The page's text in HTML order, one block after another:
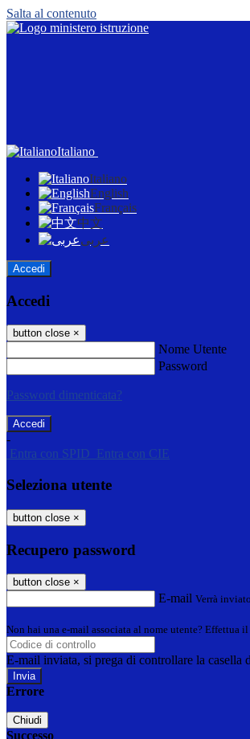
Salta al contenuto
Italiano
Italiano
English
Français
中文
عربى
Accedi
Accedi
button close ×
Nome Utente
Password
Password dimenticata?
-
Entra con SPID
Entra con CIE
Seleziona utente
button close ×
Recupero password
button close ×
E-mail Verrà
Non hai una e-mail associata al nome utente? Effettua
E-mail inviata, si prega di controllare la casella
Errore
Chiudi
Successo